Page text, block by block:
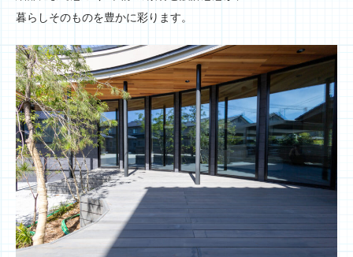
暮らしそのものを豊かに彩ります。